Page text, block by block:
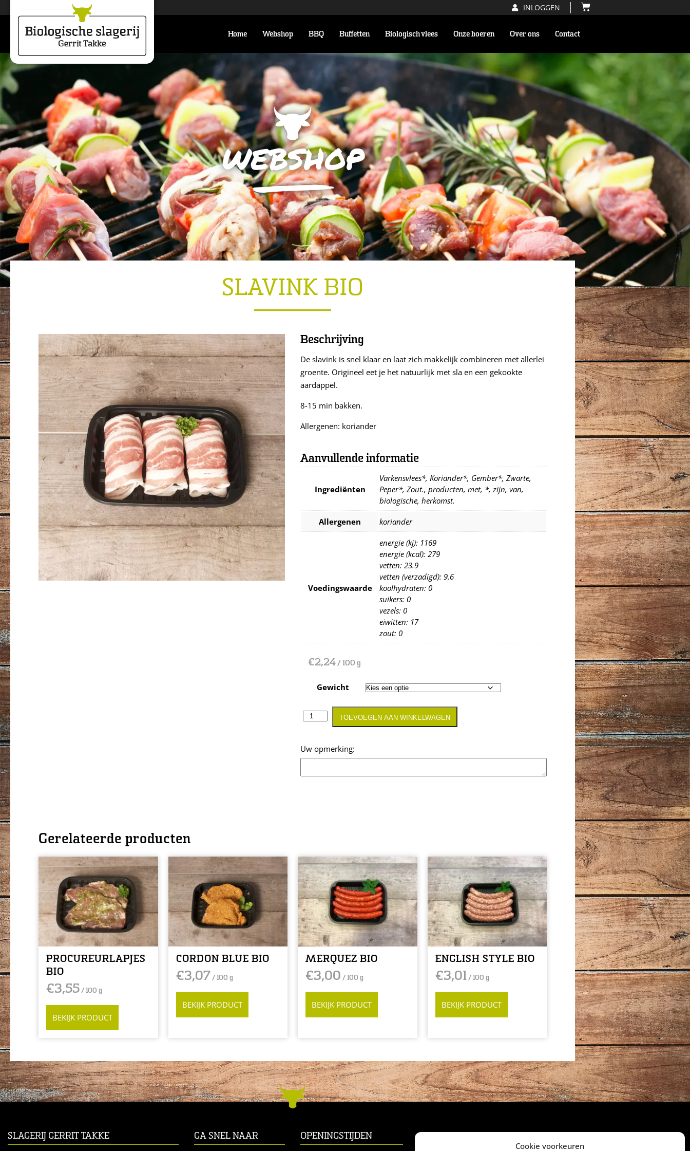
Cookie voorkeuren
INLOGGEN
Home Webshop BBQ Buffetten Biologisch vlees Onze boeren Over ons Contact
webshop
SLAVINK BIO
Beschrijving
De slavink is snel klaar en laat zich makkelijk combineren met allerlei
groente. Origineel eet je het natuurlijk met sla en een gekookte
aardappel.
8-15 min bakken.
Allergenen: koriander
Aanvullende informatie
Ingrediënten
Varkensvlees*, Koriander*, Gember*, Zwarte,
Peper*, Zout., producten, met, *, zijn, van,
biologische, herkomst.
Allergenen koriander
Voedingswaarde
energie (kj): 1169
energie (kcal): 279
vetten: 23.9
vetten (verzadigd): 9.6
koolhydraten: 0
suikers: 0
vezels: 0
eiwitten: 17
zout: 0
€2,24/ 100 g
Gewicht
Opmerking
TOEVOEGEN AAN WINKELWAGEN
Gerelateerde producten
PROCUREURLAPJES
BIO
€3,55/ 100 g
BEKIJK PRODUCT
CORDON BLUE BIO
€3,07/ 100 g
BEKIJK PRODUCT
MERQUEZ BIO
€3,00 / 100 g
BEKIJK PRODUCT
ENGLISH STYLE BIO
€3,01/ 100 g
BEKIJK PRODUCT
SLAGERIJ GERRIT TAKKE GA SNEL NAAR OPENINGSTIJDEN CONTACT